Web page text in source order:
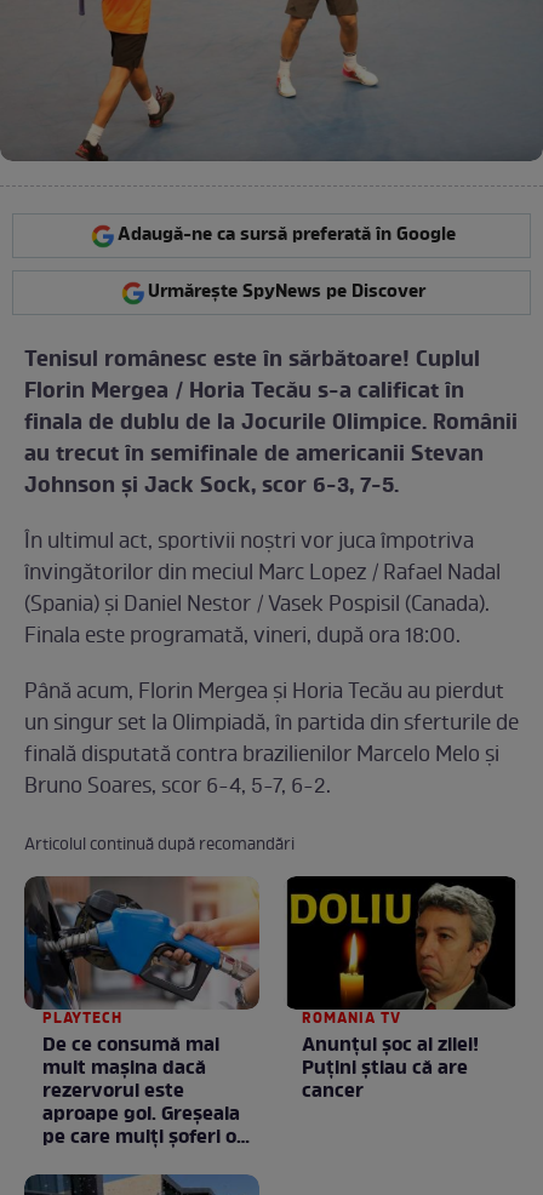
Adaugă-ne ca sursă preferată în Google
Urmărește SpyNews pe Discover
Tenisul românesc este în sărbătoare! Cuplul
Florin Mergea / Horia Tecău s-a calificat în
finala de dublu de la Jocurile Olimpice. Românii
au trecut în semifinale de americanii Stevan
Johnson și Jack Sock, scor 6-3, 7-5.
În ultimul act, sportivii noștri vor juca împotriva
învingătorilor din meciul Marc Lopez / Rafael Nadal
(Spania) și Daniel Nestor / Vasek Pospisil (Canada).
Finala este programată, vineri, după ora 18:00.
Până acum, Florin Mergea și Horia Tecău au pierdut
un singur set la Olimpiadă, în partida din sferturile de
finală disputată contra brazilienilor Marcelo Melo și
Bruno Soares, scor 6-4, 5-7, 6-2.
Articolul continuă după recomandări
PLAYTECH
De ce consumă mai
mult mașina dacă
rezervorul este
aproape gol. Greșeala
pe care mulți șoferi o
ROMANIA TV
Anunţul şoc al zilei!
Puţini ştiau că are
cancer